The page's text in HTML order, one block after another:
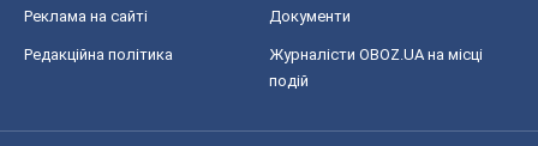
Реклама на сайті Документи
Редакційна політика
Журналісти OBOZ.UA на місці
подій